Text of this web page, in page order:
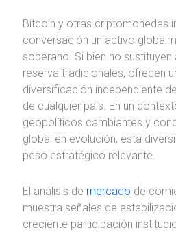
Bitcoin y otras criptomonedas
conversación un activo
soberano. Si bien no
reserva tradicionales, ofrecen
diversificación independiente
de cualquier país. En un
geopolíticos cambiantes y
global en evolución, esta
peso estratégico relevante.
El análisis de mercado de
muestra señales de
creciente participación